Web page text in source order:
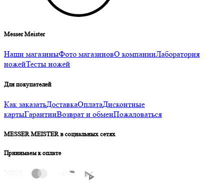
Messer Meister
Наши магазиныФото магазиновО компанииЛаборатория
ножейТесты ножей
Для покупателей
Как заказатьДоставкаОплатаДисконтные
картыГарантииВозврат и обменПожаловаться
MESSER MEISTER в социальных сетях
Принимаем к оплате